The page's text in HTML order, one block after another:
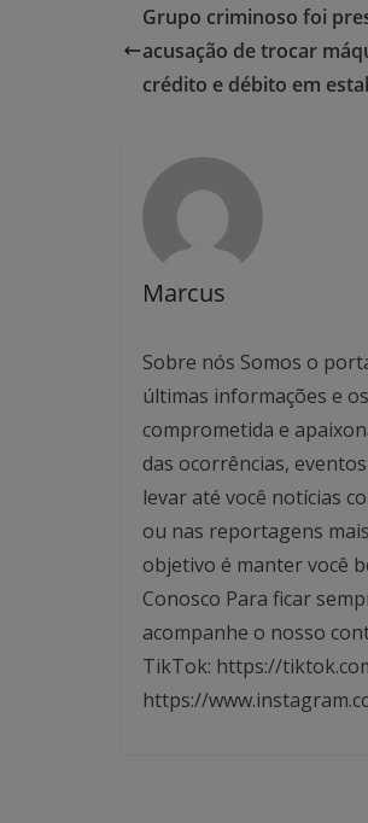
Grupo criminoso foi
acusação de trocar
crédito e débito em
Marcus
Sobre nós Somos o
últimas informações e
comprometida e
das ocorrências,
levar até você notícias
ou nas reportagens
objetivo é manter você
Conosco Para ficar
acompanhe o nosso
TikTok: https://
https://